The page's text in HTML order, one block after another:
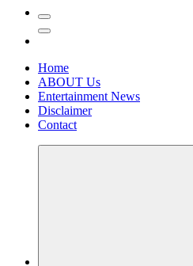
Home
ABOUT Us
Entertainment News
Disclaimer
Contact